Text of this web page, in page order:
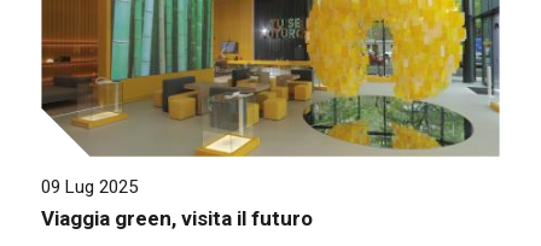
09 Lug 2025
Viaggia green, visita il futuro